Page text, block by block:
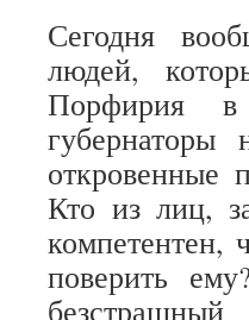
Сегодня
людей,
Порфирия в
откровенные
Кто из лиц,
компетентен,
поверить